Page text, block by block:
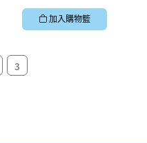
加入購物籃
3